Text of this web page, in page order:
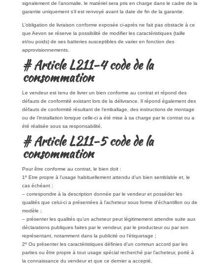
signalement de l’anomalie, le matériel sera pris en charge dans le cadre de la
garantie uniquement s’il est renvoyé avant la date de fin de la garantie.
L’obligation de livraison conforme exposée ci-après ne fait pas obstacle à ce
que Aevon se réserve la possibilité de modifier les caractéristiques (taille
et/ou poids) de ses batteries susceptibles de varier en fonction des
approvisionnements.
# Article L211-4 code de la
consommation
Le vendeur est tenu de livrer un bien conforme au contrat et répond des
défauts de conformité existant lors de la délivrance. Il répond également des
défauts de conformité résultant de l’emballage, des instructions de montage
ou de l’installation lorsque celle-ci a été mise à sa charge par le contrat ou a
été réalisée sous sa responsabilité.
# Article L211-5 code de la
consommation
Pour être conforme au contrat, le bien doit :
1º Etre propre à l’usage habituellement attendu d’un bien semblable et, le
cas échéant :
– correspondre à la description donnée par le vendeur et posséder les
qualités que celui-ci a présentées à l’acheteur sous forme d’échantillon ou de
modèle ;
– présenter les qualités qu’un acheteur peut légitimement attendre suite aux
déclarations publiques faites par le vendeur, par le producteur ou par son
représentant, notamment dans la publicité ou l’étiquetage ;
2º Ou présenter les caractéristiques définies d’un commun accord par les
parties ou être propre à tout usage spécial recherché par l’acheteur, porté à
la connaissance du vendeur et que ce dernier a accepté.